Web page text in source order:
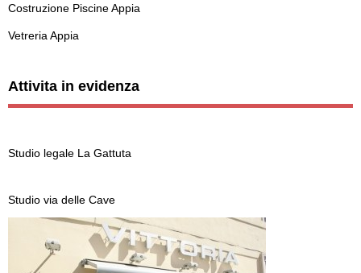
Costruzione Piscine Appia
Vetreria Appia
Attivita in evidenza
Studio legale La Gattuta
Studio via delle Cave